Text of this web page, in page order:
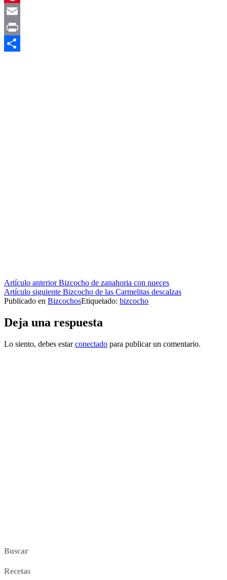
Pinterest
Email
Print
Seguir
leyendo
Artículo anteriorBizcocho de zanahoria con nueces
Artículo siguiente Bizcocho de las Carmelitas descalzas
Publicado en BizcochosEtiquetado: bizcocho
Deja una respuesta
Lo siento, debes estarconectado para publicar un comentario.
Buscar
Recetas